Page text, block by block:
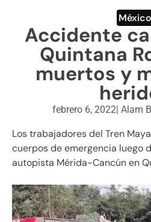
ENGLISH
VIDEOS
México
Accidente
Quintana
muertos y
febrero 6, 2022| Alam
Los trabajadores del Tren
cuerpos de emergencia luego
autopista Mérida-Cancún en